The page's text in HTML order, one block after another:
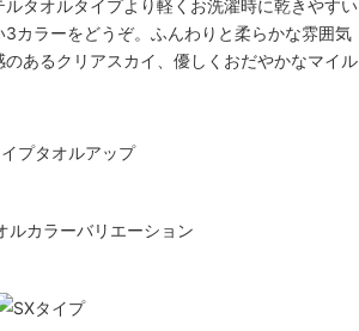
タオルタイプより軽くお洗濯時に乾きやすい
カラーをどうぞ。ふんわりと柔らかな雰囲気
あるクリアスカイ、優しくおだやかなマイル